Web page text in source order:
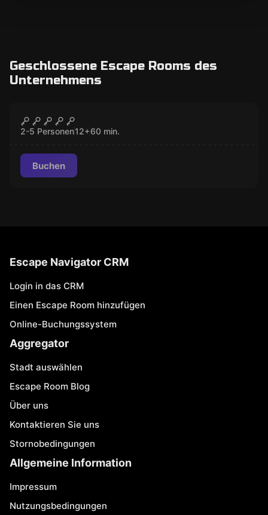
Geschlossene Escape Rooms des
Unternehmens
Nachts im Museum
2-5 Personen12+60 min.
Buchen
Escape Navigator CRM
Login in das CRM
Einen Escape Room hinzufügen
Online-Buchungssystem
Aggregator
Stadt auswählen
Escape Room Blog
Über uns
Kontaktieren Sie uns
Stornobedingungen
Allgemeine Information
Impressum
Nutzungsbedingungen